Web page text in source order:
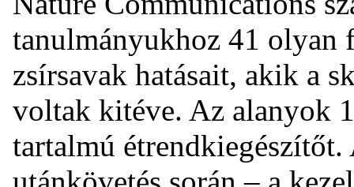
tanulmányukhoz 41 olyan
zsírsavak hatásait, akik a
voltak kitéve. Az alanyok
tartalmú